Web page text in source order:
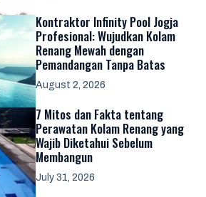
Kontraktor Infinity Pool Jogja
Profesional: Wujudkan Kolam
Renang Mewah dengan
Pemandangan Tanpa Batas
August 2, 2026
7 Mitos dan Fakta tentang
Perawatan Kolam Renang yang
Wajib Diketahui Sebelum
Membangun
July 31, 2026